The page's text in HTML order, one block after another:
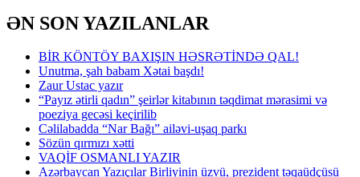
ƏN SON YAZILANLAR
BİR KÖNTÖY BAXIŞIN HƏSRƏTİNDƏ QAL!
Unutma, şah babam Xətai başdı!
Zaur Ustac yazır
“Payız ətirli qadın” şeirlər kitabının təqdimat mərasimi və
poeziya gecəsi keçirilib
Cəlilabadda “Nar Bağı” ailəvi-uşaq parkı
Sözün qırmızı xətti
VAQİF OSMANLI YAZIR
Azərbaycan Yazıçılar Birliyinin üzvü, prezident təqaüdçüsü